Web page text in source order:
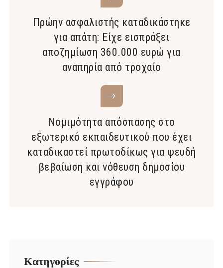
Πρώην ασφαλιστής καταδικάστηκε
για απάτη: Είχε εισπράξει
αποζημίωση 360.000 ευρώ για
αναπηρία από τροχαίο
Νομιμότητα απόσπασης στο
εξωτερικό εκπαιδευτικού που έχει
καταδικαστεί πρωτοδίκως για ψευδή
βεβαίωση και νόθευση δημοσίου
εγγράφου
Kατηγορίες